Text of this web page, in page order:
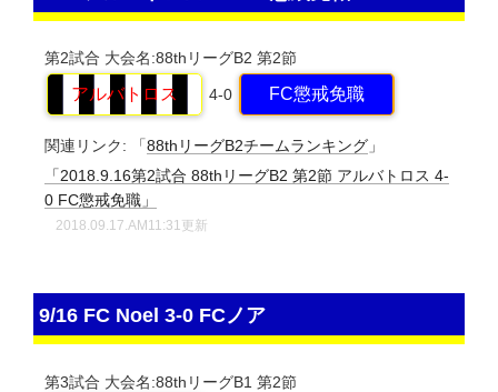
第2試合 大会名:88thリーグB2 第2節
アルバトロス 4-0 FC懲戒免職
関連リンク: 「 88thリーグB2チームランキング 」
「2018.9.16第2試合 88thリーグB2 第2節 アルバトロス 4-
0 FC懲戒免職」
2018.09.17.AM11:31更新
9/16 FC Noel 3-0 FCノア
第3試合 大会名:88thリーグB1 第2節